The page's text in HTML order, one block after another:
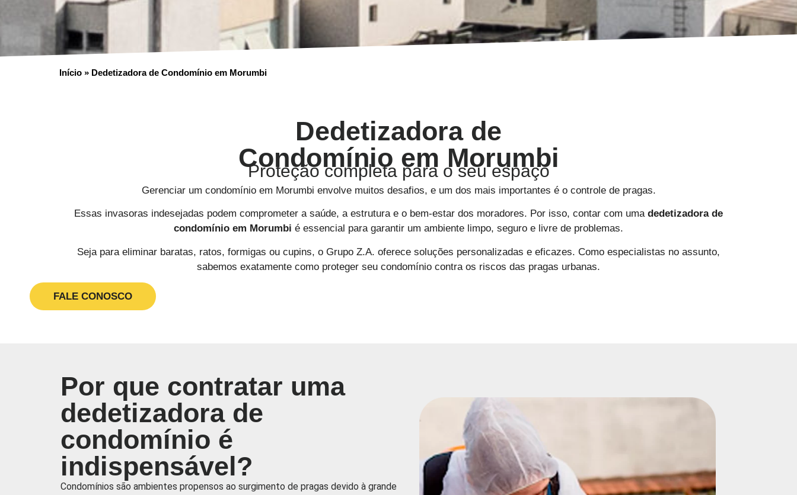
Início » Dedetizadora de Condomínio em Morumbi
Dedetizadora de
Condomínio em Morumbi
Proteção completa para o seu espaço
Gerenciar um condomínio em Morumbi envolve muitos desafios, e um dos mais importantes é o controle de pragas.
Essas invasoras indesejadas podem comprometer a saúde, a estrutura e o bem-estar dos moradores. Por isso, contar com uma dedetizadora de
condomínio em Morumbi é essencial para garantir um ambiente limpo, seguro e livre de problemas.
Seja para eliminar baratas, ratos, formigas ou cupins, o Grupo Z.A. oferece soluções personalizadas e eficazes. Como especialistas no assunto,
sabemos exatamente como proteger seu condomínio contra os riscos das pragas urbanas.
FALE CONOSCO
Por que contratar uma
dedetizadora de
condomínio é
indispensável?
Condomínios são ambientes propensos ao surgimento de pragas devido à grande